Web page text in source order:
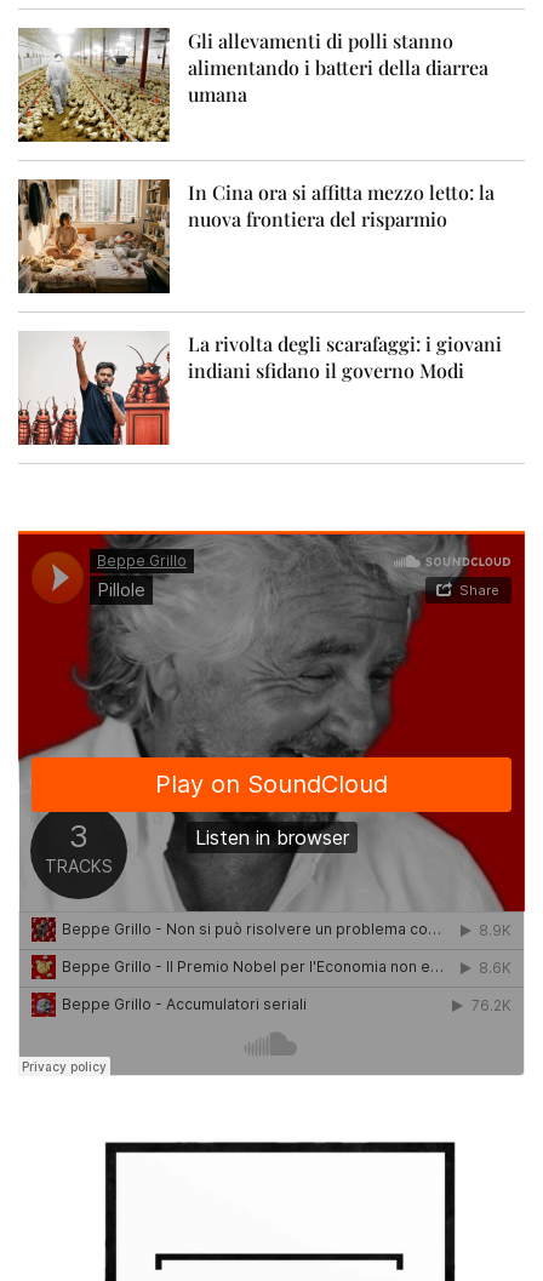
Gli allevamenti di polli stanno
alimentando i batteri della diarrea
umana
In Cina ora si affitta mezzo letto: la
nuova frontiera del risparmio
La rivolta degli scarafaggi: i giovani
indiani sfidano il governo Modi